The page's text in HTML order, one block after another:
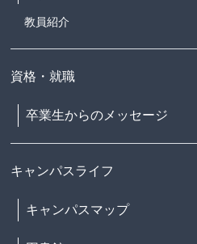
教員紹介
資格・就職
卒業生からのメッセージ
キャンパスライフ
キャンパスマップ